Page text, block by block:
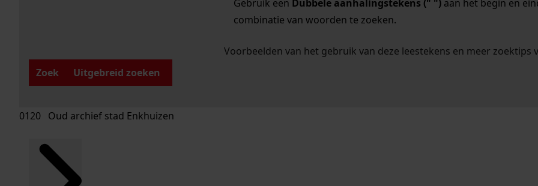
Gebruik een Dubbele aanhalingstekens (" ")aan het begin en
combinatie van woorden te zoeken.
Voorbeelden van het gebruik van deze leestekens en meer zoektips
Zoek
Uitgebreid zoeken
0120 Oud archief stad Enkhuizen